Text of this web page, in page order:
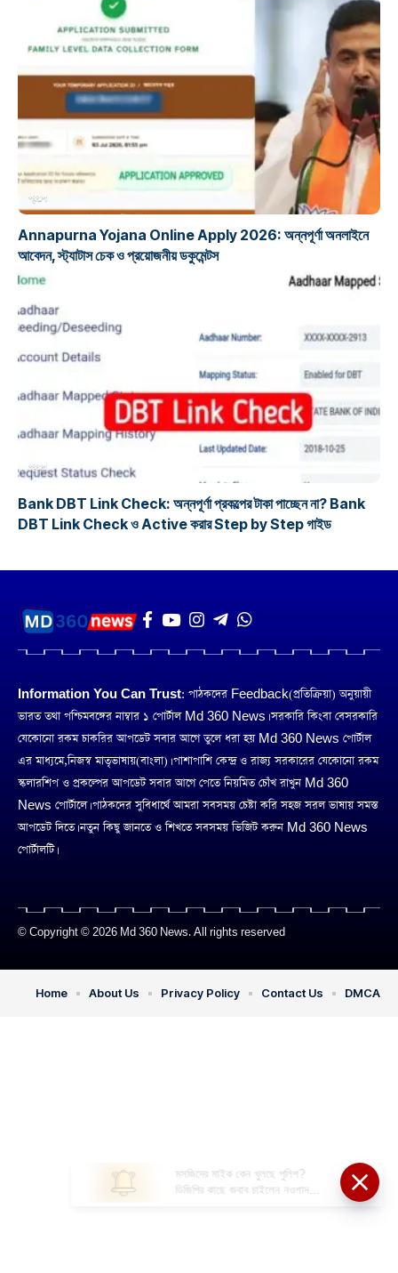
প্রকল্প
Annapurna Yojana Online Apply 2026: অন্নপূর্ণা অনলাইনে
আবেদন, স্ট্যাটাস চেক ও প্রয়োজনীয় ডকুমেন্টস
প্রকল্প
Bank DBT Link Check: অন্নপূর্ণা প্রকল্পের টাকা পাচ্ছেন না? Bank
DBT Link Check ও Active করার Step by Step গাইড
Information You Can Trust: পাঠকদের Feedback(প্রতিক্রিয়া) অনুয়ায়ী
ভারত তথা পশ্চিমবঙ্গের নাম্বার ১ পোর্টাল Md 360 News। সরকারি কিংবা বেসরকারি
যেকোনো রকম চাকরির আপডেট সবার আগে তুলে ধরা হয় Md 360 News পোর্টাল
এর মাধ্যমে,নিজস্ব মাতৃভাষায়(বাংলা)। পাশাপাশি কেন্দ্র ও রাজ্য সরকারের যেকোনো রকম
স্কলারশিপ ও প্রকল্পের আপডেট সবার আগে পেতে নিয়মিত চোঁখ রাখুন Md 360
News পোর্টালে। পাঠকদের সুবিধার্থে আমরা সবসময় চেষ্টা করি সহজ সরল ভাষায় সমস্ত
আপডেট দিতে। নতুন কিছু জানতে ও শিখতে সবসময় ভিজিট করুন Md 360 News
পোর্টালটি।
© Copyright © 2026 Md 360 News. All rights reserved
Home About Us Privacy Policy Contact Us DMCA
মসজিদের মাইক কেন খুলছে পুলিশ?
ডিজিপির কাছে জবাব চাইলেন নওশাদ